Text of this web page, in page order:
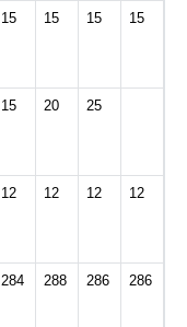
15 15 15 15
15 20 25
12 12 12 12
284 288 286 286